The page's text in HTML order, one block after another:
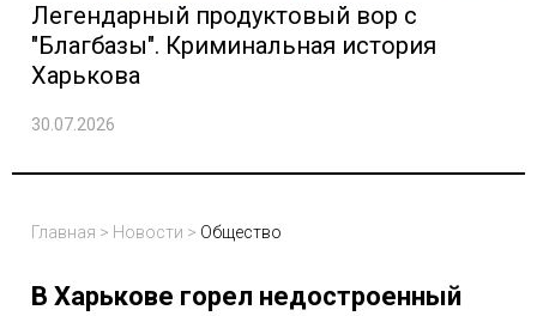
Легендарный продуктовый вор с
"Благбазы". Криминальная история
Харькова
30.07.2026
Главная > Новости > Общество
В Харькове горел недостроенный